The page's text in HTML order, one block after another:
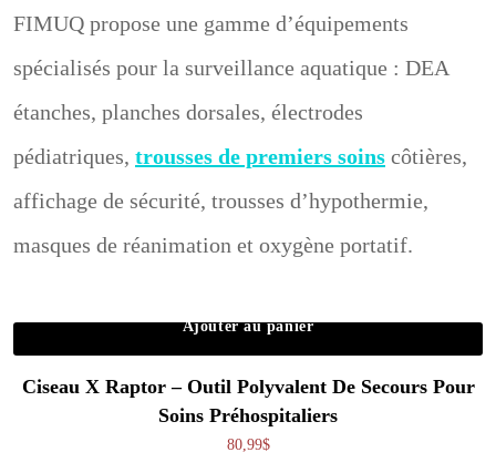
FIMUQ propose une gamme d’équipements
spécialisés pour la surveillance aquatique : DEA
étanches, planches dorsales, électrodes
pédiatriques, trousses de premiers soins côtières,
affichage de sécurité, trousses d’hypothermie,
masques de réanimation et oxygène portatif.
Ajouter au panier
Ciseau X Raptor – Outil Polyvalent De Secours Pour
Soins Préhospitaliers
80,99$